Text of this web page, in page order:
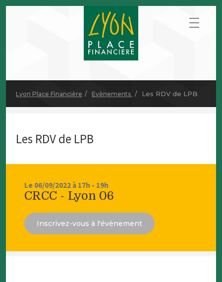
Lyon Place Financière Evènements Les RDV de LPB
Les RDV de LPB
Le 06/09/2022 à 17h - 19h
CRCC - Lyon 06
Inscrivez-vous à l'évènement